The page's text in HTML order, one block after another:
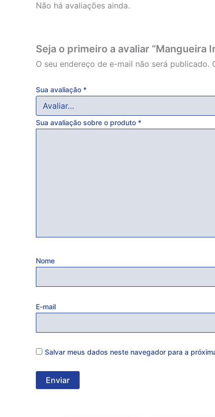
Não há avaliações ainda.
Seja o primeiro a avaliar “Mangueira
O seu endereço de e-mail não será publicado.
Sua avaliação *
Sua avaliação sobre o produto *
Nome
E-mail
Salvar meus dados neste navegador para a